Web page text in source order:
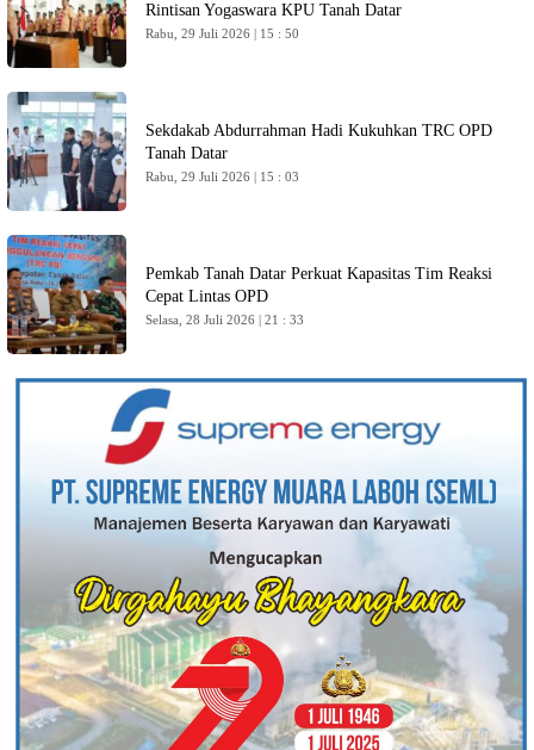
Rintisan Yogaswara KPU Tanah Datar
Rabu, 29 Juli 2026 | 15 : 50
Sekdakab Abdurrahman Hadi Kukuhkan TRC OPD
Tanah Datar
Rabu, 29 Juli 2026 | 15 : 03
Pemkab Tanah Datar Perkuat Kapasitas Tim Reaksi
Cepat Lintas OPD
Selasa, 28 Juli 2026 | 21 : 33